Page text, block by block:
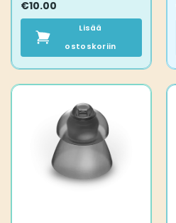
€10.00
Lisää
ostoskoriin